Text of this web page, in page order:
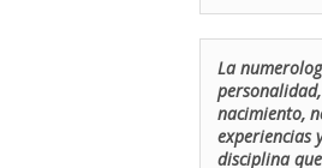
La
nacimiento,
experiencias
disciplina